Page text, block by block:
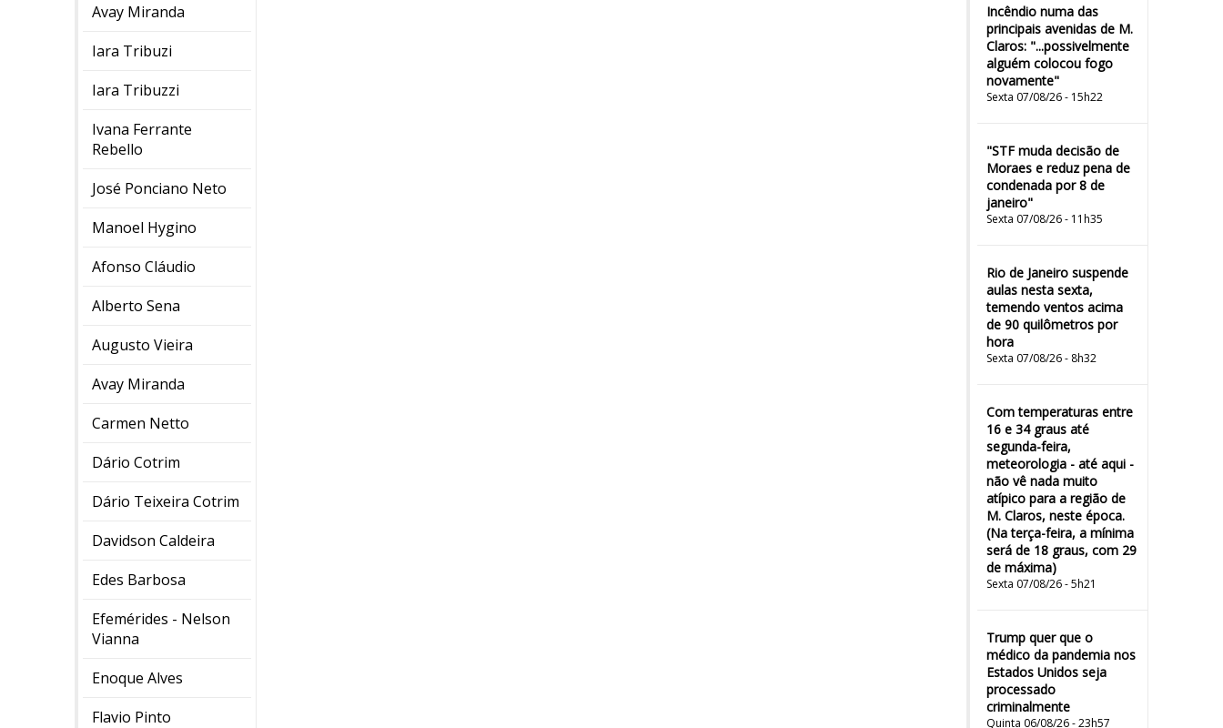
Avay Miranda
Iara Tribuzi
Iara Tribuzzi
Ivana Ferrante
Rebello
José Ponciano Neto
Manoel Hygino
Afonso Cláudio
Alberto Sena
Augusto Vieira
Avay Miranda
Carmen Netto
Dário Cotrim
Dário Teixeira Cotrim
Davidson Caldeira
Edes Barbosa
Efemérides - Nelson
Vianna
Enoque Alves
Flavio Pinto
Incêndio numa das
principais avenidas de M.
Claros: "...possivelmente
alguém colocou fogo
novamente"
Sexta 07/08/26 - 15h22
"STF muda decisão de
Moraes e reduz pena de
condenada por 8 de
janeiro"
Sexta 07/08/26 - 11h35
Rio de Janeiro suspende
aulas nesta sexta,
temendo ventos acima
de 90 quilômetros por
hora
Sexta 07/08/26 - 8h32
Com temperaturas entre
16 e 34 graus até
segunda-feira,
meteorologia - até aqui -
não vê nada muito
atípico para a região de
M. Claros, neste época.
(Na terça-feira, a mínima
será de 18 graus, com 29
de máxima)
Sexta 07/08/26 - 5h21
Trump quer que o
médico da pandemia nos
Estados Unidos seja
processado
criminalmente
Quinta 06/08/26 - 23h57